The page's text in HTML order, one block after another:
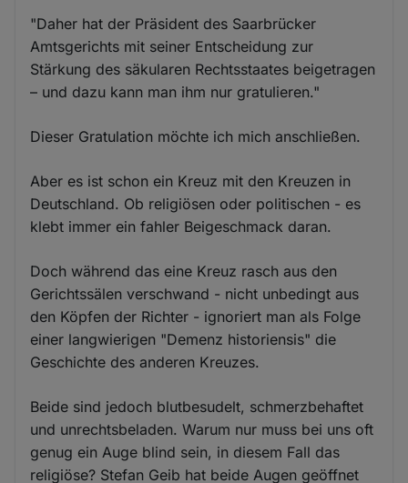
"Daher hat der Präsident des Saarbrücker
Amtsgerichts mit seiner Entscheidung zur
Stärkung des säkularen Rechtsstaates beigetragen
– und dazu kann man ihm nur gratulieren."
Dieser Gratulation möchte ich mich anschließen.
Aber es ist schon ein Kreuz mit den Kreuzen in
Deutschland. Ob religiösen oder politischen - es
klebt immer ein fahler Beigeschmack daran.
Doch während das eine Kreuz rasch aus den
Gerichtssälen verschwand - nicht unbedingt aus
den Köpfen der Richter - ignoriert man als Folge
einer langwierigen "Demenz historiensis" die
Geschichte des anderen Kreuzes.
Beide sind jedoch blutbesudelt, schmerzbehaftet
und unrechtsbeladen. Warum nur muss bei uns oft
genug ein Auge blind sein, in diesem Fall das
religiöse? Stefan Geib hat beide Augen geöffnet